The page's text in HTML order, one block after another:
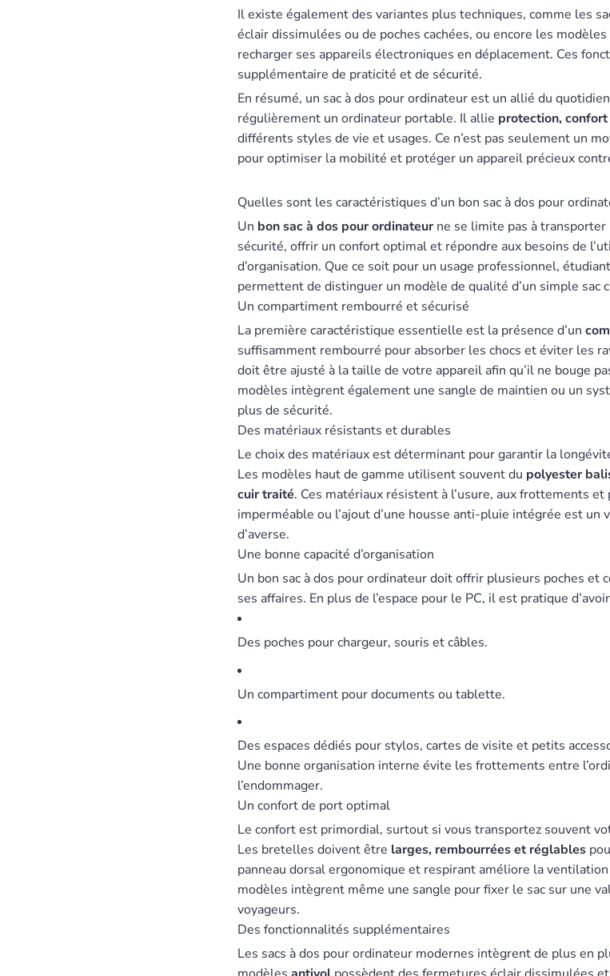
Il existe également des variantes plus techniques, comme les
éclair dissimulées ou de poches cachées, ou encore les modèles
recharger ses appareils électroniques en déplacement. Ces
supplémentaire de praticité et de sécurité.
En résumé, un sac à dos pour ordinateur est un allié du
régulièrement un ordinateur portable. Il allie protection,
différents styles de vie et usages. Ce n’est pas seulement un
pour optimiser la mobilité et protéger un appareil précieux
Quelles sont les caractéristiques d’un bon sac à dos pour
Un bon sac à dos pour ordinateur ne se limite pas à
sécurité, offrir un confort optimal et répondre aux besoins de
d’organisation. Que ce soit pour un usage professionnel,
permettent de distinguer un modèle de qualité d’un simple sac
Un compartiment rembourré et sécurisé
La première caractéristique essentielle est la présence d’un
suffisamment rembourré pour absorber les chocs et éviter les
doit être ajusté à la taille de votre appareil afin qu’il ne bouge
modèles intègrent également une sangle de maintien ou un
plus de sécurité.
Des matériaux résistants et durables
Le choix des matériaux est déterminant pour garantir la
Les modèles haut de gamme utilisent souvent du polyester
cuir traité. Ces matériaux résistent à l’usure, aux frottements
imperméable ou l’ajout d’une housse anti-pluie intégrée est un
d’averse.
Une bonne capacité d’organisation
Un bon sac à dos pour ordinateur doit offrir plusieurs poches et
ses affaires. En plus de l’espace pour le PC, il est pratique
Des poches pour chargeur, souris et câbles.
Un compartiment pour documents ou tablette.
Des espaces dédiés pour stylos, cartes de visite et petits
Une bonne organisation interne évite les frottements entre
l’endommager.
Un confort de port optimal
Le confort est primordial, surtout si vous transportez souvent
Les bretelles doivent être larges, rembourrées et réglables
panneau dorsal ergonomique et respirant améliore la
modèles intègrent même une sangle pour fixer le sac sur une
voyageurs.
Des fonctionnalités supplémentaires
Les sacs à dos pour ordinateur modernes intègrent de plus en